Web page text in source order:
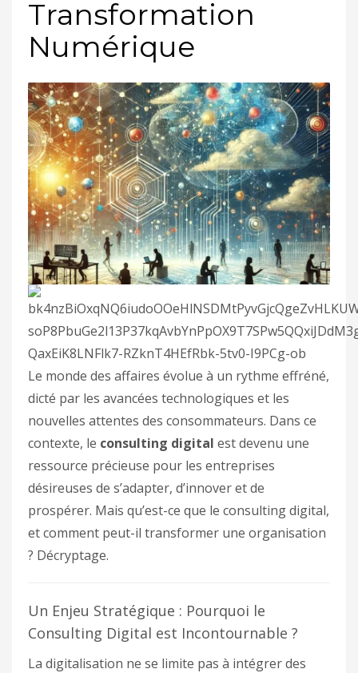
Transformation
Numérique
Le monde des affaires évolue à un rythme effréné,
dicté par les avancées technologiques et les
nouvelles attentes des consommateurs. Dans ce
contexte, le consulting digital est devenu une
ressource précieuse pour les entreprises
désireuses de s’adapter, d’innover et de
prospérer. Mais qu’est-ce que le consulting digital,
et comment peut-il transformer une organisation
? Décryptage.
Un Enjeu Stratégique : Pourquoi le
Consulting Digital est Incontournable ?
La digitalisation ne se limite pas à intégrer des